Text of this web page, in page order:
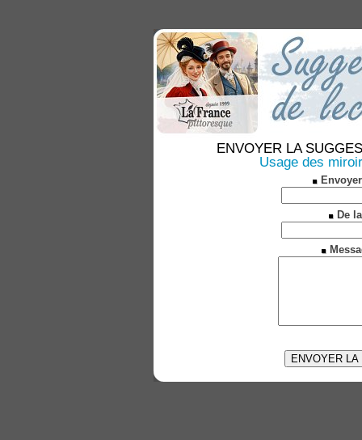
ENVOYER LA
Usage des
De